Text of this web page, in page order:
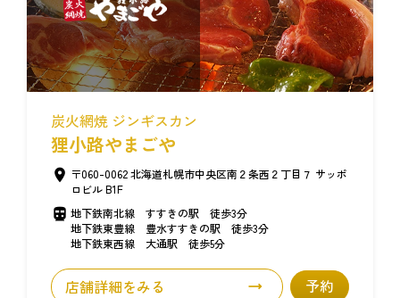
炭火網焼 ジンギスカン
狸小路やまごや
〒060-0062 北海道札幌市中央区南２条西２丁目７ サッポ
ロビル B1F
地下鉄南北線 すすきの駅 徒歩3分
地下鉄東豊線 豊水すすきの駅 徒歩3分
地下鉄東西線 大通駅 徒歩5分
店舗詳細をみる 予約